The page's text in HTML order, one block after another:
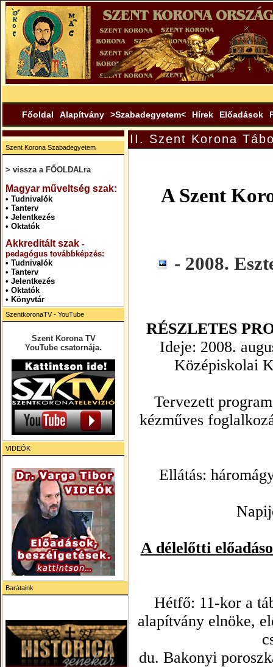
Főoldal Alapítvány >Szabadegyetem< Hírek Előadások
Szent Korona Szabadegyetem
> vissza a FŐOLDALra
Magyar műveltség szak:
• Tudnivalók
• Tanterv
• Jelentkezés
• Oktatók
Akkreditált szak -
pedagógus továbbképzés:
• Tudnivalók
• Tanterv
• Jelentkezés
• Oktatók
• Könyvtár
SzentkoronaTV - YouTube
Szent Korona TV
YouTube csatornája.
VIDEÓK
Barátaink
II. Szent Korona
A Szent
- 2008.
RÉSZLETES
Ideje: 2008.
Középiskolai
Tervezett
kézműves
Ellátás:
A délelőtti
Hétfő: 11-kor a
alapítvány elnöke,
du. Bakonyi